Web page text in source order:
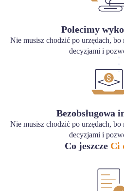
Polecimy
Nie musisz chodzić po urzędach,
decyzjami i
Bezobsługowa
Nie musisz chodzić po urzędach,
decyzjami i
Co jeszcze Ci